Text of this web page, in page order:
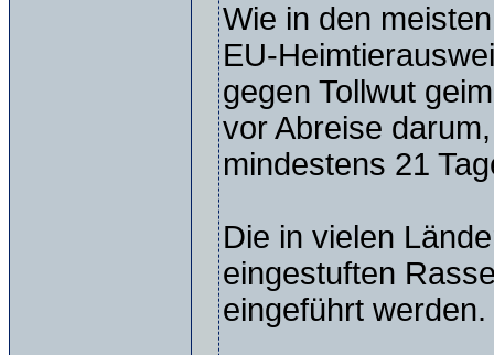
Wie in den
EU-
gegen Tollwut
vor Abreise
mindestens 21
Die in vielen
eingestuften
eingeführt werden.